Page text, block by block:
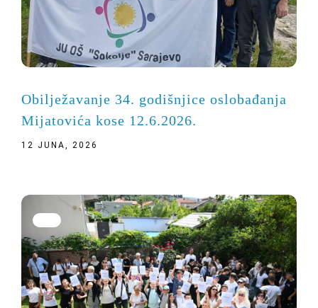
Obilježavanje 34. godišnjice oslobađanja
Mijatovića kose 12.6.2026.
12 JUNA, 2026